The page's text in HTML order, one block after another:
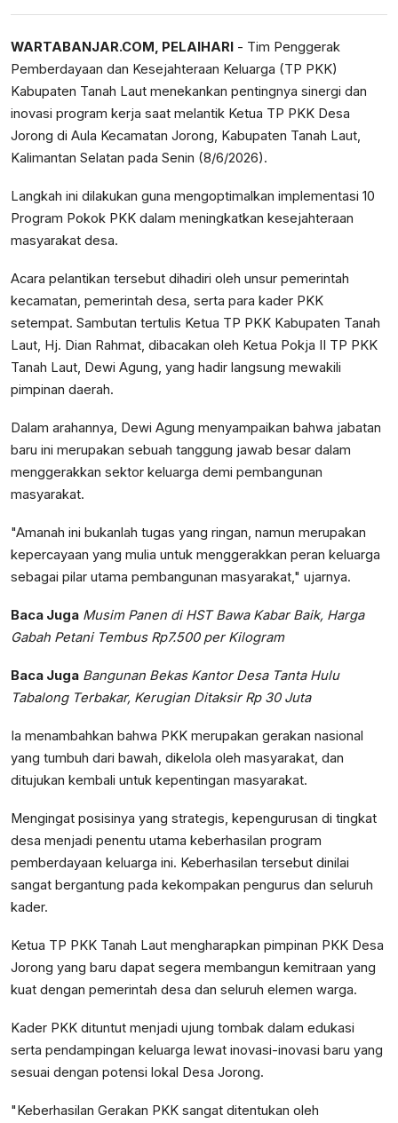
WARTABANJAR.COM, PELAIHARI - Tim Penggerak
Pemberdayaan dan Kesejahteraan Keluarga (TP PKK)
Kabupaten Tanah Laut menekankan pentingnya sinergi dan
inovasi program kerja saat melantik Ketua TP PKK Desa
Jorong di Aula Kecamatan Jorong, Kabupaten Tanah Laut,
Kalimantan Selatan pada Senin (8/6/2026).
Langkah ini dilakukan guna mengoptimalkan implementasi 10
Program Pokok PKK dalam meningkatkan kesejahteraan
masyarakat desa.
Acara pelantikan tersebut dihadiri oleh unsur pemerintah
kecamatan, pemerintah desa, serta para kader PKK
setempat. Sambutan tertulis Ketua TP PKK Kabupaten Tanah
Laut, Hj. Dian Rahmat, dibacakan oleh Ketua Pokja II TP PKK
Tanah Laut, Dewi Agung, yang hadir langsung mewakili
pimpinan daerah.
Dalam arahannya, Dewi Agung menyampaikan bahwa jabatan
baru ini merupakan sebuah tanggung jawab besar dalam
menggerakkan sektor keluarga demi pembangunan
masyarakat.
"Amanah ini bukanlah tugas yang ringan, namun merupakan
kepercayaan yang mulia untuk menggerakkan peran keluarga
sebagai pilar utama pembangunan masyarakat," ujarnya.
Baca Juga Musim Panen di HST Bawa Kabar Baik, Harga
Gabah Petani Tembus Rp7.500 per Kilogram
Baca Juga Bangunan Bekas Kantor Desa Tanta Hulu
Tabalong Terbakar, Kerugian Ditaksir Rp 30 Juta
Ia menambahkan bahwa PKK merupakan gerakan nasional
yang tumbuh dari bawah, dikelola oleh masyarakat, dan
ditujukan kembali untuk kepentingan masyarakat.
Mengingat posisinya yang strategis, kepengurusan di tingkat
desa menjadi penentu utama keberhasilan program
pemberdayaan keluarga ini. Keberhasilan tersebut dinilai
sangat bergantung pada kekompakan pengurus dan seluruh
kader.
Ketua TP PKK Tanah Laut mengharapkan pimpinan PKK Desa
Jorong yang baru dapat segera membangun kemitraan yang
kuat dengan pemerintah desa dan seluruh elemen warga.
Kader PKK dituntut menjadi ujung tombak dalam edukasi
serta pendampingan keluarga lewat inovasi-inovasi baru yang
sesuai dengan potensi lokal Desa Jorong.
"Keberhasilan Gerakan PKK sangat ditentukan oleh